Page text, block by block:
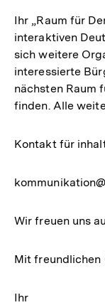
Ihr „Raum für
interaktiven
sich weitere
interessierte
nächsten Raum
finden. Alle
Kontakt für
Wir freuen uns
Mit freundlichen
Ihr